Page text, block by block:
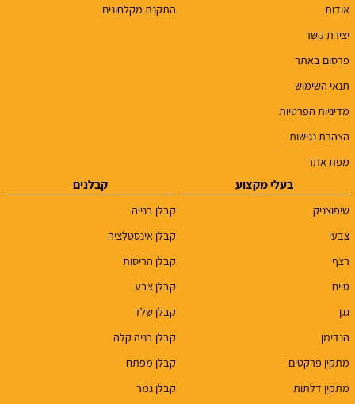
אודות
יצירת קשר
פרסום באתר
תנאי השימוש
מדיניות הפרטיות
הצהרת נגישות
מפת אתר
התקנת מקלחונים
בעלי מקצוע
שיפוצניק
צבעי
רצף
טייח
גגן
הנדימן
מתקין פרקטים
מתקין דלתות
קבלנים
קבלן בנייה
קבלן אינסטלציה
קבלן הריסות
קבלן צבע
קבלן שלד
קבלן בניה קלה
קבלן מפתח
קבלן גמר